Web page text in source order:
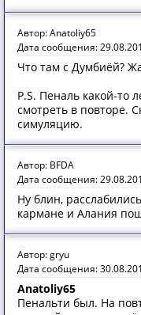
Автор: Anatoliy65
Дата сообщения:
Что там с Думбиёй?
P.S. Пеналь какой-то
смотреть в повторе.
симуляцию.
Автор: BFDA
Дата сообщения:
Ну блин,
кармане и Алания
Автор: gryu
Дата сообщения:
Anatoliy65
Пенальти был. На